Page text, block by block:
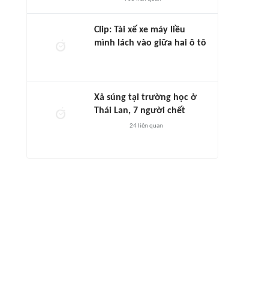
Clip: Tài xế xe máy liều
mình lách vào giữa hai ô tô
Xả súng tại trường học ở
Thái Lan, 7 người chết
24liên quan